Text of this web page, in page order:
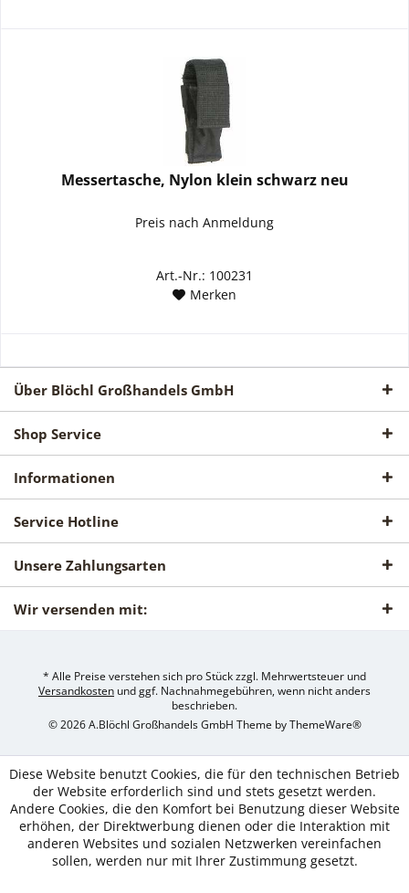
Messertasche, Nylon klein schwarz neu
Preis nach Anmeldung
Art.-Nr.: 100231
Merken
Über Blöchl Großhandels GmbH
Shop Service
Informationen
Service Hotline
Unsere Zahlungsarten
Wir versenden mit:
* Alle Preise verstehen sich pro Stück zzgl. Mehrwertsteuer und
Versandkosten und ggf. Nachnahmegebühren, wenn nicht anders
beschrieben.
© 2026 A.Blöchl Großhandels GmbH Theme byThemeWare®
Diese Website benutzt Cookies, die für den technischen Betrieb
der Website erforderlich sind und stets gesetzt werden.
Andere Cookies, die den Komfort bei Benutzung dieser Website
erhöhen, der Direktwerbung dienen oder die Interaktion mit
anderen Websites und sozialen Netzwerken vereinfachen
sollen, werden nur mit Ihrer Zustimmung gesetzt.